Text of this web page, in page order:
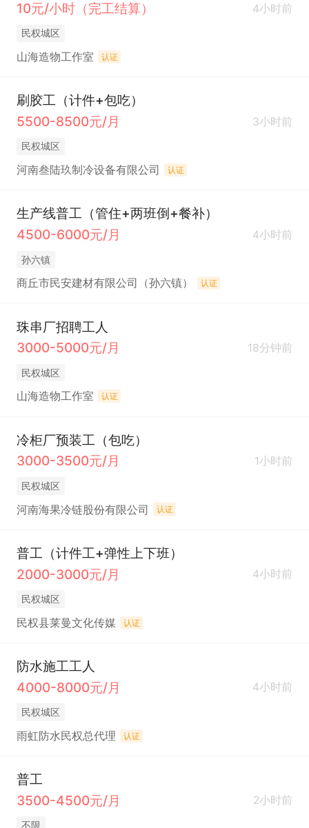
10元/小时（完工结算） 4小时前
民权城区
山海造物工作室 认证
刷胶工（计件+包吃）
5500-8500元/月
3小时前
民权城区
河南叁陆玖制冷设备有限公司 认证
生产线普工（管住+两班倒+餐补）
4500-6000元/月
4小时前
孙六镇
商丘市民安建材有限公司（孙六镇） 认证
珠串厂招聘工人
3000-5000元/月
18分钟前
民权城区
山海造物工作室 认证
冷柜厂预装工（包吃）
3000-3500元/月
1小时前
民权城区
河南海果冷链股份有限公司 认证
普工（计件工+弹性上下班）
2000-3000元/月
4小时前
民权城区
民权县莱曼文化传媒 认证
防水施工工人
4000-8000元/月
4小时前
民权城区
雨虹防水民权总代理 认证
普工
3500-4500元/月
2小时前
不限